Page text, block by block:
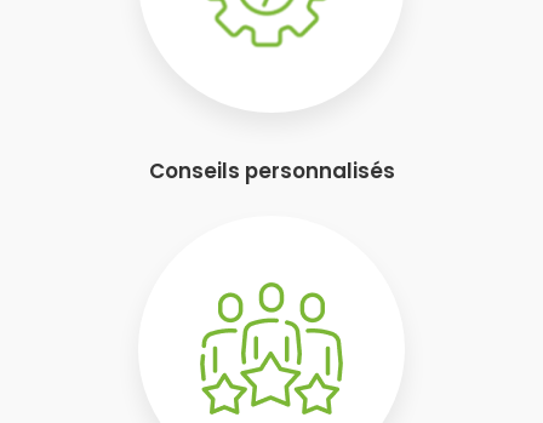
Conseils personnalisés